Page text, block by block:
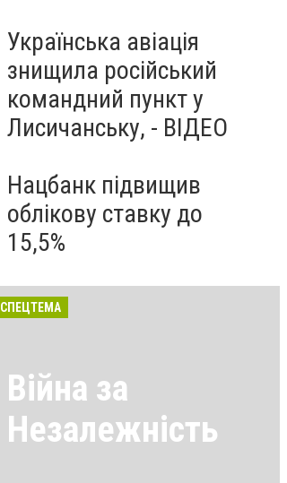
Українська авіація
знищила російський
командний пункт у
Лисичанську, - ВІДЕО
Нацбанк підвищив
облікову ставку до
15,5%
СПЕЦТЕМА
Війна за
Незалежність